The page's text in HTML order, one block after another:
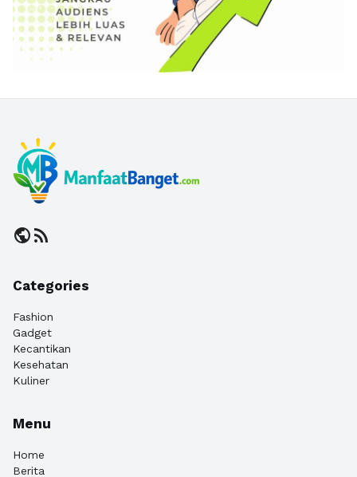
publicrss_feed
Categories
Fashion
Gadget
Kecantikan
Kesehatan
Kuliner
Menu
Home
Berita